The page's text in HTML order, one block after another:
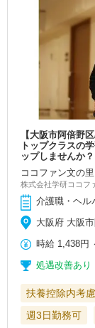
【大阪市阿倍野
トップクラスの
ップしませんか？
ココファン文の里
株式会社学研ココフ
介護職・ヘル
大阪府 大阪
時給 1,438円
処遇改善あり
扶養控除内考慮
週3日勤務可